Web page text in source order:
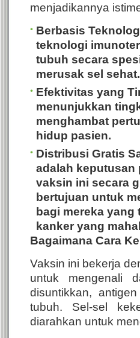
menjadikannya
Berbasis
teknologi
tubuh secara
merusak sel sehat.
Efektivitas yang
menunjukkan
menghambat
hidup pasien.
Distribusi Gratis
adalah keputusan
vaksin ini secara
bertujuan untuk
bagi mereka yang
kanker yang
Bagaimana Cara
Vaksin ini bekerja
untuk mengenali
disuntikkan,
tubuh. Sel-sel
diarahkan untuk